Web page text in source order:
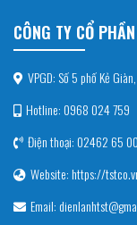
CÔNG TY CỔ
VPGD: Số 5 phố Kẻ
Hotline: 0968 024 759
Điện thoại: 02462 65
Website: https://
Email: